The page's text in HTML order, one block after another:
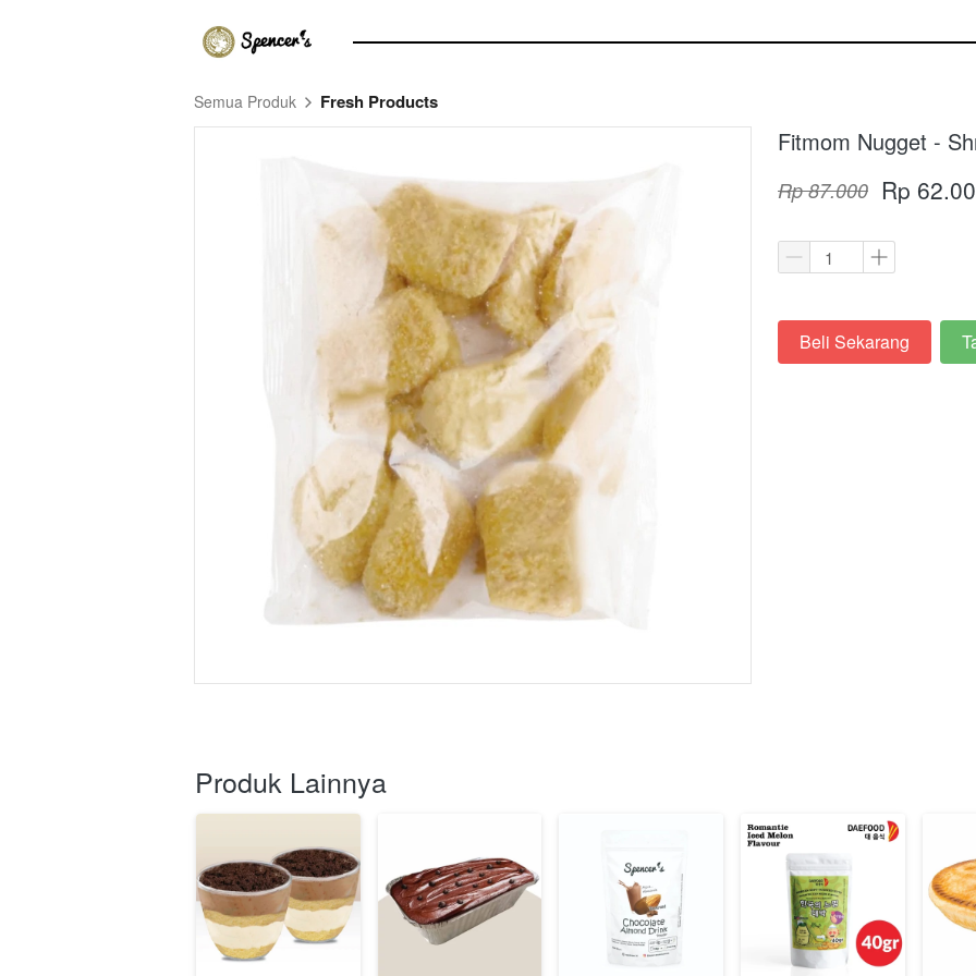
Semua Produk Fresh Products
Fitmom Nugget -
Rp 87.000 Rp
`Beli Sekarang `
Produk Lainnya